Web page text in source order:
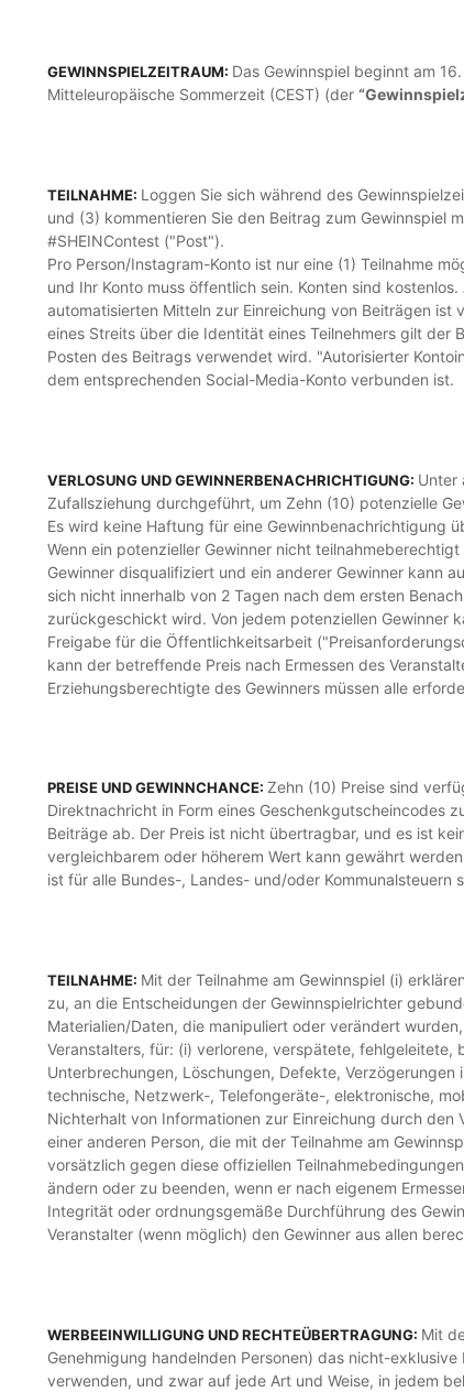
GEWINNSPIELZEITRAUM: Das Gewinnspiel beginnt am
Mitteleuropäische Sommerzeit (CEST) (der
TEILNAHME: Loggen Sie sich während des
und (3) kommentieren Sie den Beitrag zum Gewinnspiel
#SHEINContest ("Post").
Pro Person/Instagram-Konto ist nur eine (1) Teilnahme
und Ihr Konto muss öffentlich sein. Konten sind
automatisierten Mitteln zur Einreichung von Beiträgen
eines Streits über die Identität eines Teilnehmers gilt der
Posten des Beitrags verwendet wird. "Autorisierter
dem entsprechenden Social-Media-Konto verbunden ist.
VERLOSUNG UND GEWINNERBENACHRICHTIGUNG: Unter
Zufallsziehung durchgeführt, um Zehn (10) potenzielle
Es wird keine Haftung für eine Gewinnbenachrichtigung
Wenn ein potenzieller Gewinner nicht
Gewinner disqualifiziert und ein anderer Gewinner kann
sich nicht innerhalb von 2 Tagen nach dem ersten
zurückgeschickt wird. Von jedem potenziellen Gewinner
Freigabe für die Öffentlichkeitsarbeit
kann der betreffende Preis nach Ermessen des
Erziehungsberechtigte des Gewinners müssen alle
PREISE UND GEWINNCHANCE: Zehn (10) Preise sind
Direktnachricht in Form eines Geschenkgutscheincodes
Beiträge ab. Der Preis ist nicht übertragbar, und es ist
vergleichbarem oder höherem Wert kann gewährt
ist für alle Bundes-, Landes- und/oder Kommunalsteuern
TEILNAHME: Mit der Teilnahme am Gewinnspiel (i)
zu, an die Entscheidungen der Gewinnspielrichter
Materialien/Daten, die manipuliert oder verändert
Veranstalters, für: (i) verlorene, verspätete, fehlgeleitete,
Unterbrechungen, Löschungen, Defekte,
technische, Netzwerk-, Telefongeräte-, elektronische,
Nichterhalt von Informationen zur Einreichung durch
einer anderen Person, die mit der Teilnahme am
vorsätzlich gegen diese offiziellen
ändern oder zu beenden, wenn er nach eigenem
Integrität oder ordnungsgemäße Durchführung des
Veranstalter (wenn möglich) den Gewinner aus allen
WERBEEINWILLIGUNG UND RECHTEÜBERTRAGUNG: Mit
Genehmigung handelnden Personen) das nicht-
verwenden, und zwar auf jede Art und Weise, in jedem